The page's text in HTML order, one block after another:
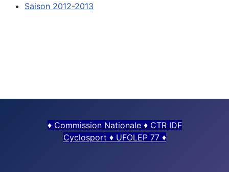
Saison 2012-2013
♦ Commission Nationale ♦ CTR IDF
Cyclosport ♦ UFOLEP 77 ♦